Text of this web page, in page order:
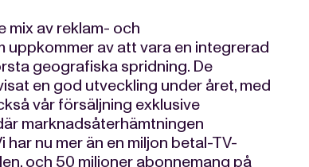
mix av reklam- och
av att vara en integrerad
geografiska spridning. De
en god utveckling under året, med
vår försäljning exklusive
marknadsåterhämtningen
nu mer än en miljon betal-TV-
och 50 miljoner abonnemang på